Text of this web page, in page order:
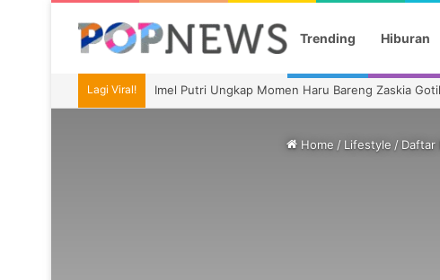
Trending Hiburan
Lagi Viral! Imel Putri Ungkap Momen Haru Bareng Zaskia
Home / Lifestyle / Daftar